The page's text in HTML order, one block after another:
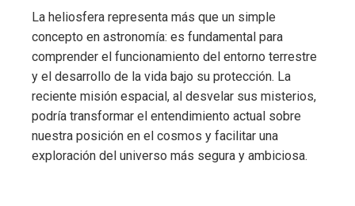
La heliosfera representa más que un simple
concepto en astronomía: es fundamental para
comprender el funcionamiento del entorno terrestre
y el desarrollo de la vida bajo su protección. La
reciente misión espacial, al desvelar sus misterios,
podría transformar el entendimiento actual sobre
nuestra posición en el cosmos y facilitar una
exploración del universo más segura y ambiciosa.